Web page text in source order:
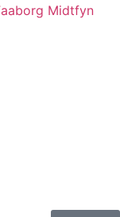
Midtfyn